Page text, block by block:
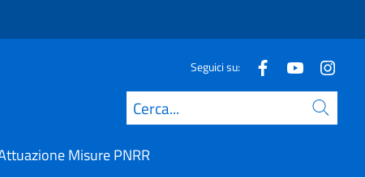
Seguici su:
Cerca
Misure PNRR